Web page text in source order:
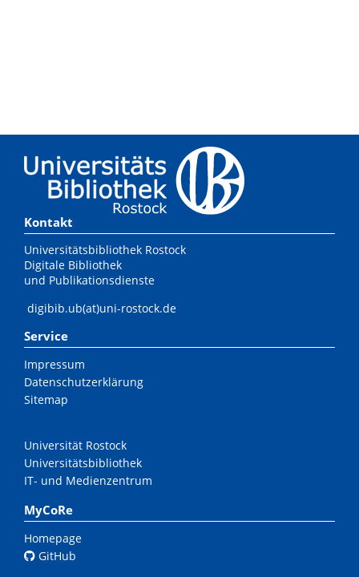
Kontakt
Universitätsbibliothek Rostock
Digitale Bibliothek
und Publikationsdienste
digibib.ub(at)uni-rostock.de
Service
Impressum
Datenschutzerklärung
Sitemap
Universität Rostock
Universitätsbibliothek
IT- und Medienzentrum
MyCoRe
Homepage
GitHub